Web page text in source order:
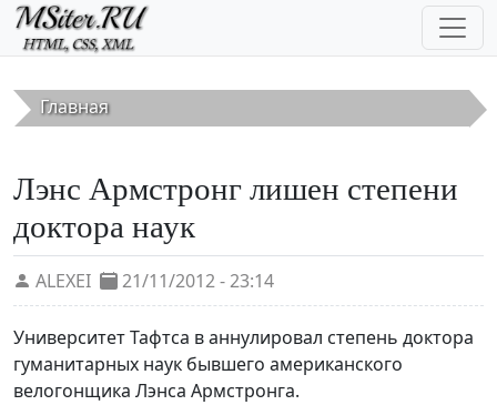
Перейти к основному содержанию
Главная
Лэнс Армстронг лишен степени
доктора наук
ALEXEI 21/11/2012 - 23:14
Университет Тафтса в аннулировал степень доктора
гуманитарных наук бывшего американского
велогонщика Лэнса Армстронга.